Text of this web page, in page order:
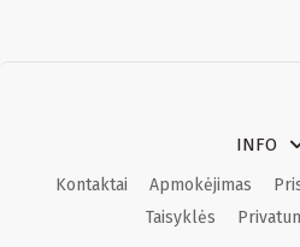
INFO
Kontaktai Apmokėjimas
Taisyklės